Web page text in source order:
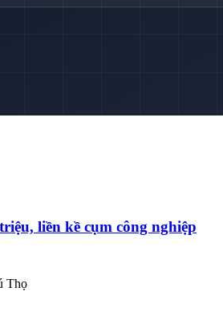
liền kề cụm công nghiệp
Thọ